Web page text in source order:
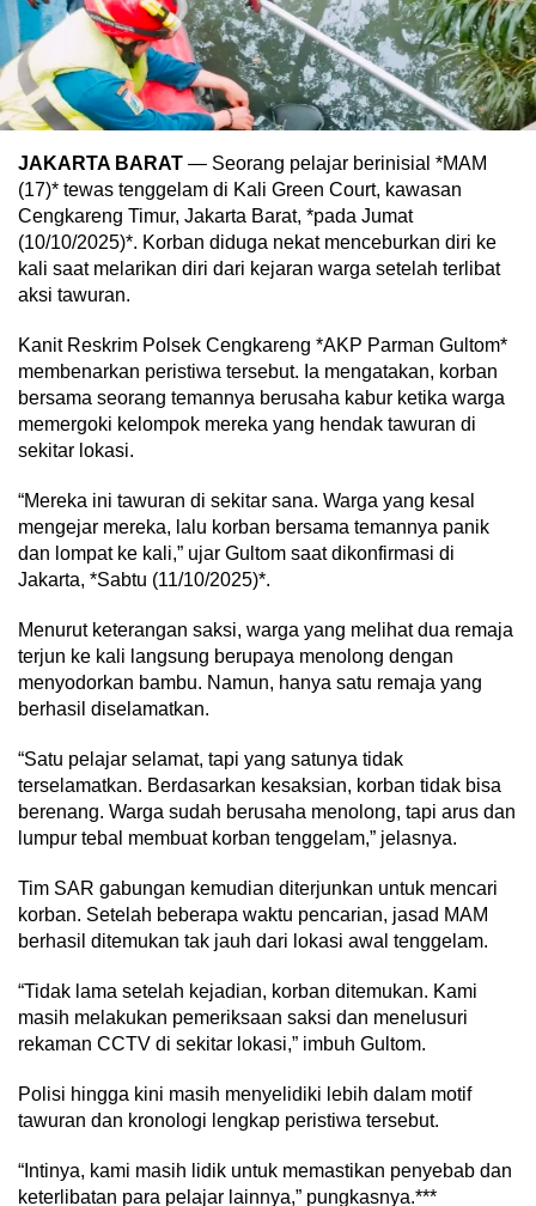
JAKARTA BARAT — Seorang pelajar berinisial *MAM
(17)* tewas tenggelam di Kali Green Court, kawasan
Cengkareng Timur, Jakarta Barat, *pada Jumat
(10/10/2025)*. Korban diduga nekat menceburkan diri ke
kali saat melarikan diri dari kejaran warga setelah terlibat
aksi tawuran.
Kanit Reskrim Polsek Cengkareng *AKP Parman Gultom*
membenarkan peristiwa tersebut. Ia mengatakan, korban
bersama seorang temannya berusaha kabur ketika warga
memergoki kelompok mereka yang hendak tawuran di
sekitar lokasi.
“Mereka ini tawuran di sekitar sana. Warga yang kesal
mengejar mereka, lalu korban bersama temannya panik
dan lompat ke kali,” ujar Gultom saat dikonfirmasi di
Jakarta, *Sabtu (11/10/2025)*.
Menurut keterangan saksi, warga yang melihat dua remaja
terjun ke kali langsung berupaya menolong dengan
menyodorkan bambu. Namun, hanya satu remaja yang
berhasil diselamatkan.
“Satu pelajar selamat, tapi yang satunya tidak
terselamatkan. Berdasarkan kesaksian, korban tidak bisa
berenang. Warga sudah berusaha menolong, tapi arus dan
lumpur tebal membuat korban tenggelam,” jelasnya.
Tim SAR gabungan kemudian diterjunkan untuk mencari
korban. Setelah beberapa waktu pencarian, jasad MAM
berhasil ditemukan tak jauh dari lokasi awal tenggelam.
“Tidak lama setelah kejadian, korban ditemukan. Kami
masih melakukan pemeriksaan saksi dan menelusuri
rekaman CCTV di sekitar lokasi,” imbuh Gultom.
Polisi hingga kini masih menyelidiki lebih dalam motif
tawuran dan kronologi lengkap peristiwa tersebut.
“Intinya, kami masih lidik untuk memastikan penyebab dan
keterlibatan para pelajar lainnya,” pungkasnya.***